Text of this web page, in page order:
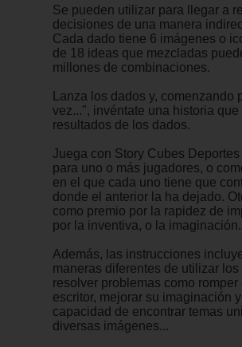
Se pueden utilizar para llegar a
decisiones de una manera
Cada dado tiene 6 imágenes o
de 18 ideas que mezcladas
millones de combinaciones.
Lanza los dados y, comenzando
vez...", invéntate una historia
resultados de los dados.
Juega con Story Cubes
para uno o más jugadores, o
en el que cada uno tiene que
donde el anterior la ha dejado.
como premio por la rapidez de
por la inventiva, o la
Además, las instrucciones
maneras diferentes de utilizar
resolver problemas como
escritor, mejorar su imaginación
capacidad de encontrar temas
diversas imágenes...